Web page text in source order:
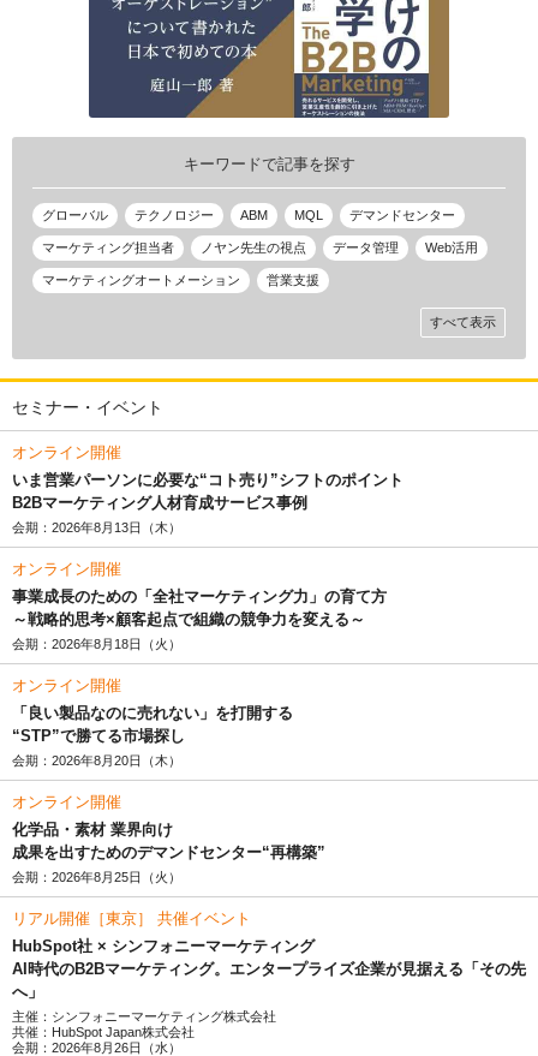
キーワードで記事を探す
グローバル テクノロジー ABM MQL デマンドセンター
マーケティング担当者 ノヤン先生の視点 データ管理 Web活用
マーケティングオートメーション 営業支援
すべて表示
セミナー・イベント
オンライン開催
いま営業パーソンに必要な“コト売り”シフトのポイント
B2Bマーケティング人材育成サービス事例
会期：2026年8月13日（木）
オンライン開催
事業成長のための「全社マーケティング力」の育て方
～戦略的思考×顧客起点で組織の競争力を変える～
会期：2026年8月18日（火）
オンライン開催
「良い製品なのに売れない」を打開する
“STP”で勝てる市場探し
会期：2026年8月20日（木）
オンライン開催
化学品・素材 業界向け
成果を出すためのデマンドセンター“再構築”
会期：2026年8月25日（火）
リアル開催［東京］ 共催イベント
HubSpot社 × シンフォニーマーケティング
AI時代のB2Bマーケティング。エンタープライズ企業が見据える「その先
へ」
主催：シンフォニーマーケティング株式会社
共催：HubSpot Japan株式会社
会期：2026年8月26日（水）